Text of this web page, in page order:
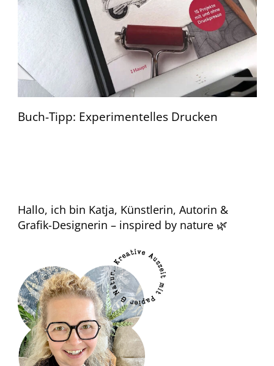
Buch-Tipp: Experimentelles Drucken
Hallo, ich bin Katja, Künstlerin, Autorin &
Grafik-Designerin – inspired by nature 🌿